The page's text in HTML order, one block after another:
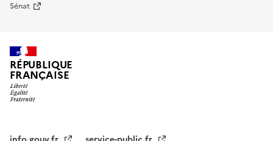
Sénat
RÉPUBLIQUE
FRANÇAISE